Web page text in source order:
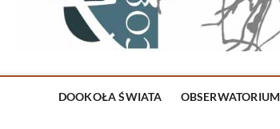
DOOKOŁA ŚWIATA OBSERWATORIUM